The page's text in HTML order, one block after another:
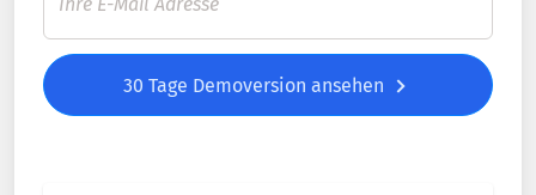
30 Tage Demoversion ansehen